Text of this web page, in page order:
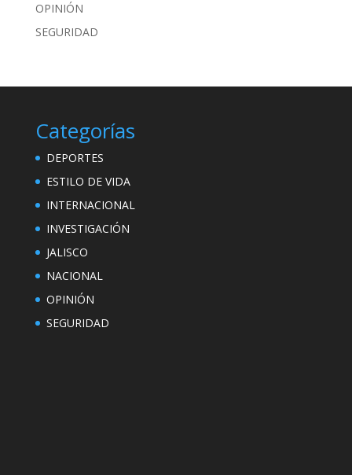
OPINIÓN
SEGURIDAD
Categorías
DEPORTES
ESTILO DE VIDA
INTERNACIONAL
INVESTIGACIÓN
JALISCO
NACIONAL
OPINIÓN
SEGURIDAD